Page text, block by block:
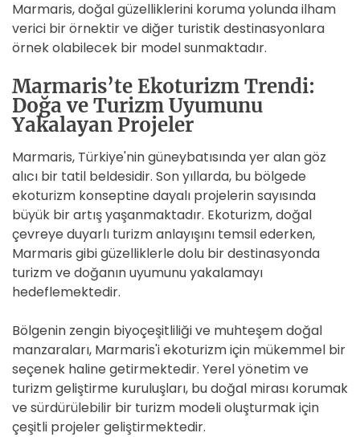
Marmaris, doğal güzelliklerini koruma yolunda ilham
verici bir örnektir ve diğer turistik destinasyonlara
örnek olabilecek bir model sunmaktadır.
Marmaris’te Ekoturizm Trendi:
Doğa ve Turizm Uyumunu
Yakalayan Projeler
Marmaris, Türkiye'nin güneybatısında yer alan göz
alıcı bir tatil beldesidir. Son yıllarda, bu bölgede
ekoturizm konseptine dayalı projelerin sayısında
büyük bir artış yaşanmaktadır. Ekoturizm, doğal
çevreye duyarlı turizm anlayışını temsil ederken,
Marmaris gibi güzelliklerle dolu bir destinasyonda
turizm ve doğanın uyumunu yakalamayı
hedeflemektedir.
Bölgenin zengin biyoçeşitliliği ve muhteşem doğal
manzaraları, Marmaris'i ekoturizm için mükemmel bir
seçenek haline getirmektedir. Yerel yönetim ve
turizm geliştirme kuruluşları, bu doğal mirası korumak
ve sürdürülebilir bir turizm modeli oluşturmak için
çeşitli projeler geliştirmektedir.